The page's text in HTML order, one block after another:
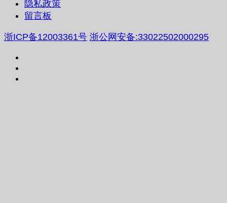
隐私政策
留言板
浙ICP备12003361号 浙公网安备:33022502000295